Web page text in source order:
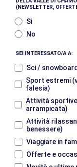
(NEWSLETTER,
Sì
No
SEI INTERESSATO/A A:
Sci / snowboard
Sport estremi
falesia)
Attività
arrampicata)
Attività
benessere)
Viaggiare in
Offerte e